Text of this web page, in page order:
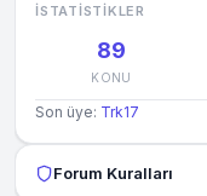
İSTATISTIKLER
89
KONU
Son üye: Trk17
Forum Kuralları